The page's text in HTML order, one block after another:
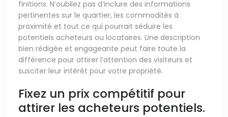
finitions. N’oubliez pas d’inclure des informations
pertinentes sur le quartier, les commodités à
proximité et tout ce qui pourrait séduire les
potentiels acheteurs ou locataires. Une description
bien rédigée et engageante peut faire toute la
différence pour attirer l’attention des visiteurs et
susciter leur intérêt pour votre propriété.
Fixez un prix compétitif pour
attirer les acheteurs potentiels.